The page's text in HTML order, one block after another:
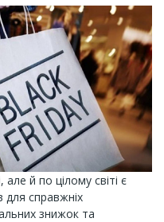
й по цілому світі є
для справжніх
знижок та